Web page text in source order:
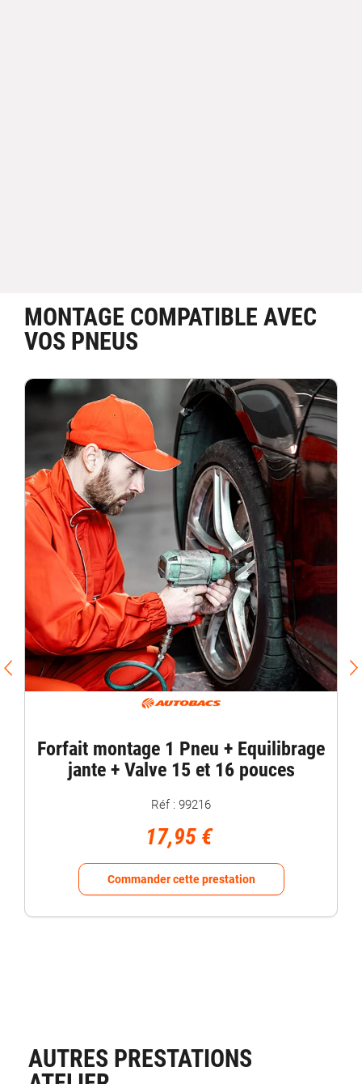
MONTAGE COMPATIBLE AVEC
VOS PNEUS
Forfait montage 1 Pneu + Equilibrage
jante + Valve 15 et 16 pouces
Réf : 99216
17,95 €
Commander cette prestation
AUTRES PRESTATIONS